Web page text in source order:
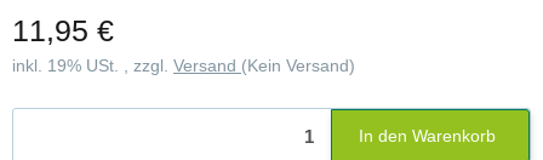
11,95 €
inkl. 19% USt. , zzgl. Versand (Kein Versand)
In den Warenkorb